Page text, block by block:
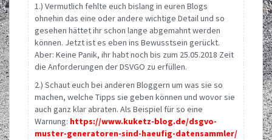
1.) Vermutlich fehlte euch bislang in euren Blogs
ohnehin das eine oder andere wichtige Detail und so
gesehen hättet ihr schon lange abgemahnt werden
können. Jetzt ist es eben ins Bewusstsein gerückt.
Aber: Keine Panik, ihr habt noch bis zum 25.05.2018 Zeit
die Anforderungen der DSVGO zu erfüllen.
2.) Schaut euch bei anderen Bloggern um was sie so
machen, welche Tipps sie geben können und wovor sie
auch ganz klar abraten. Als Beispiel für so eine
Warnung: https://www.kuketz-blog.de/dsgvo-
muster-generatoren-sind-haeufig-datensammler/